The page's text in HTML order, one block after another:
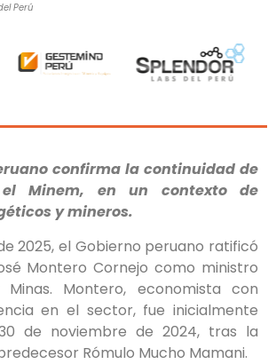
Perú
confirma la continuidad de
Minem, en un contexto de
y mineros.
2025, el Gobierno peruano ratificó
Montero Cornejo como ministro
Montero, economista con
en el sector, fue inicialmente
de noviembre de 2024, tras la
Rómulo Mucho Mamani.